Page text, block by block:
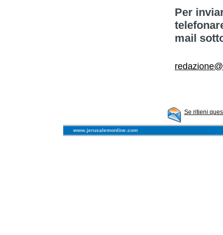
Per
mail
Se ritieni
www.jerusalemonline.com